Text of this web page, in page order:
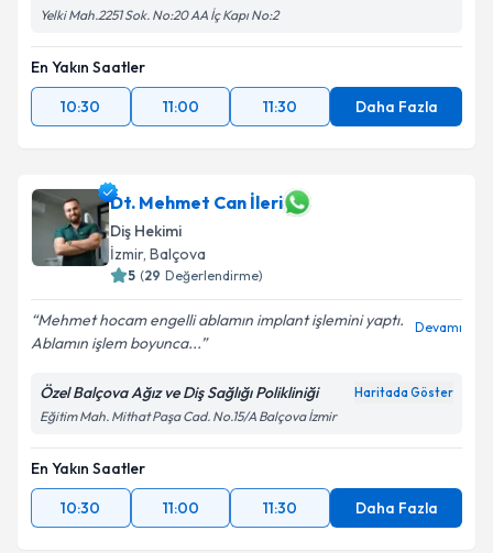
Yelki Mah.2251 Sok. No:20 AA İç Kapı No:2
En Yakın Saatler
10:30
11:00 11:30 Daha Fazla
Dt. Mehmet Can İleri
Diş Hekimi
İzmir, Balçova
5 (29 Değerlendirme)
Mehmet hocam engelli ablamın implant işlemini yaptı.
Ablamın işlem boyunca...
Devamı
Özel Balçova Ağız ve Diş Sağlığı Polikliniği Haritada Göster
Eğitim Mah. Mithat Paşa Cad. No.15/A Balçova İzmir
En Yakın Saatler
10:30
11:00 11:30 Daha Fazla